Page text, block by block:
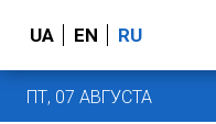
UA EN RU
ПТ, 07 АВГУСТА